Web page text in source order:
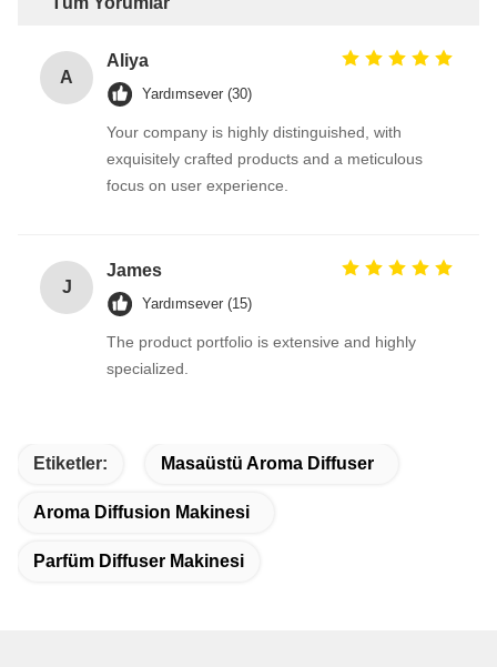
A
Aliya
Yardımsever (30)
Your company is highly distinguished, with
exquisitely crafted products and a meticulous
focus on user experience.
J
James
Yardımsever (15)
The product portfolio is extensive and highly
specialized.
Etiketler: Masaüstü Aroma Diffuser
Aroma Diffusion Makinesi
Parfüm Diffuser Makinesi